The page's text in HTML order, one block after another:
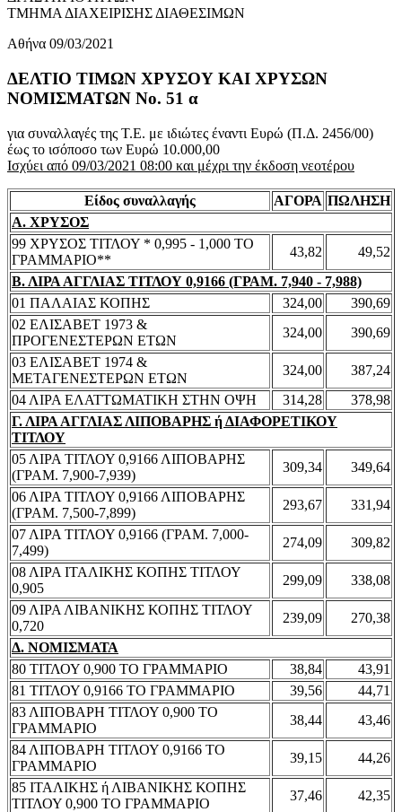
ΤΜΗΜΑ ΔΙΑΧΕΙΡΙΣΗΣ ΔΙΑΘΕΣΙΜΩΝ
Αθήνα 09/03/2021
ΔΕΛΤΙΟ ΤΙΜΩΝ ΧΡΥΣΟΥ ΚΑΙ ΧΡΥΣΩΝ
ΝΟΜΙΣΜΑΤΩΝ No. 51 α
για συναλλαγές της Τ.Ε. με ιδιώτες έναντι Ευρώ (Π.Δ. 2456/00)
έως το ισόποσο των Ευρώ 10.000,00
Ισχύει από 09/03/2021 08:00 και μέχρι την έκδοση νεοτέρου
Είδος συναλλαγής ΑΓΟΡΑ ΠΩΛΗΣΗ
Α. ΧΡΥΣΟΣ
99 ΧΡΥΣΟΣ ΤΙΤΛΟΥ * 0,995 - 1,000 ΤΟ
ΓΡΑΜΜΑΡΙΟ**
43,82
49,52
Β. ΛΙΡΑ ΑΓΓΛΙΑΣ ΤΙΤΛΟΥ 0,9166 (ΓΡΑΜ. 7,940 - 7,988)
01 ΠΑΛΑΙΑΣ ΚΟΠΗΣ
324,00
390,69
02 ΕΛΙΣΑΒΕΤ 1973 &
ΠΡΟΓΕΝΕΣΤΕΡΩΝ ΕΤΩΝ
324,00
390,69
03 ΕΛΙΣΑΒΕΤ 1974 &
ΜΕΤΑΓΕΝΕΣΤΕΡΩΝ ΕΤΩΝ
324,00
387,24
04 ΛΙΡΑ ΕΛΑΤΤΩΜΑΤΙΚΗ ΣΤΗΝ ΟΨΗ
314,28
378,98
Γ. ΛΙΡΑ ΑΓΓΛΙΑΣ ΛΙΠΟΒΑΡΗΣ ή ΔΙΑΦΟΡΕΤΙΚΟΥ
ΤΙΤΛΟΥ
05 ΛΙΡΑ ΤΙΤΛΟΥ 0,9166 ΛΙΠΟΒΑΡΗΣ
(ΓΡΑΜ. 7,900-7,939)
309,34
349,64
06 ΛΙΡΑ ΤΙΤΛΟΥ 0,9166 ΛΙΠΟΒΑΡΗΣ
(ΓΡΑΜ. 7,500-7,899)
293,67
331,94
07 ΛΙΡΑ ΤΙΤΛΟΥ 0,9166 (ΓΡΑΜ. 7,000-
7,499)
274,09
309,82
08 ΛΙΡΑ ΙΤΑΛΙΚΗΣ ΚΟΠΗΣ ΤΙΤΛΟΥ
0,905
299,09
338,08
09 ΛΙΡΑ ΛΙΒΑΝΙΚΗΣ ΚΟΠΗΣ ΤΙΤΛΟΥ
0,720
239,09
270,38
Δ. ΝΟΜΙΣΜΑΤΑ
80 ΤΙΤΛΟΥ 0,900 ΤΟ ΓΡΑΜΜΑΡΙΟ
38,84
43,91
81 ΤΙΤΛΟΥ 0,9166 ΤΟ ΓΡΑΜΜΑΡΙΟ
39,56
44,71
83 ΛΙΠΟΒΑΡΗ ΤΙΤΛΟΥ 0,900 ΤΟ
ΓΡΑΜΜΑΡΙΟ
38,44
43,46
84 ΛΙΠΟΒΑΡΗ ΤΙΤΛΟΥ 0,9166 ΤΟ
ΓΡΑΜΜΑΡΙΟ
39,15
44,26
85 ΙΤΑΛΙΚΗΣ ή ΛΙΒΑΝΙΚΗΣ ΚΟΠΗΣ
ΤΙΤΛΟΥ 0,900 ΤΟ ΓΡΑΜΜΑΡΙΟ
37,46
42,35